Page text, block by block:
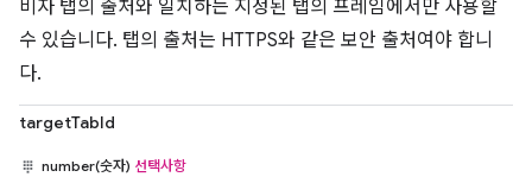
비자 탭의 출처와 일치하는 지정된 탭의 프레임에서만 사용할
수 있습니다. 탭의 출처는 HTTPS와 같은 보안 출처여야 합니
다.
targetTabId
number(숫자) 선택사항